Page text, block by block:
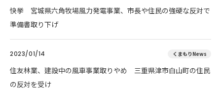
快挙 宮城県六角牧場風力発電事業、市長や住民の強硬な反対で
準備書取り下げ
2023/01/14 くまもりNews
住友林業、建設中の風車事業取りやめ 三重県津市白山町の住民
の反対を受け